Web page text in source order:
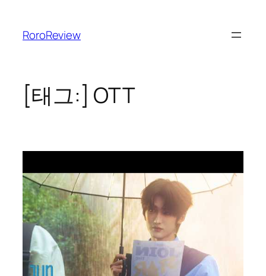
RoroReview
[태그:] OTT